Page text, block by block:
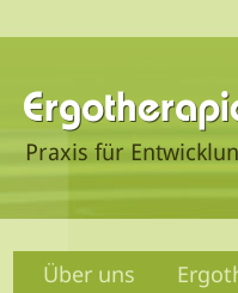
Über uns